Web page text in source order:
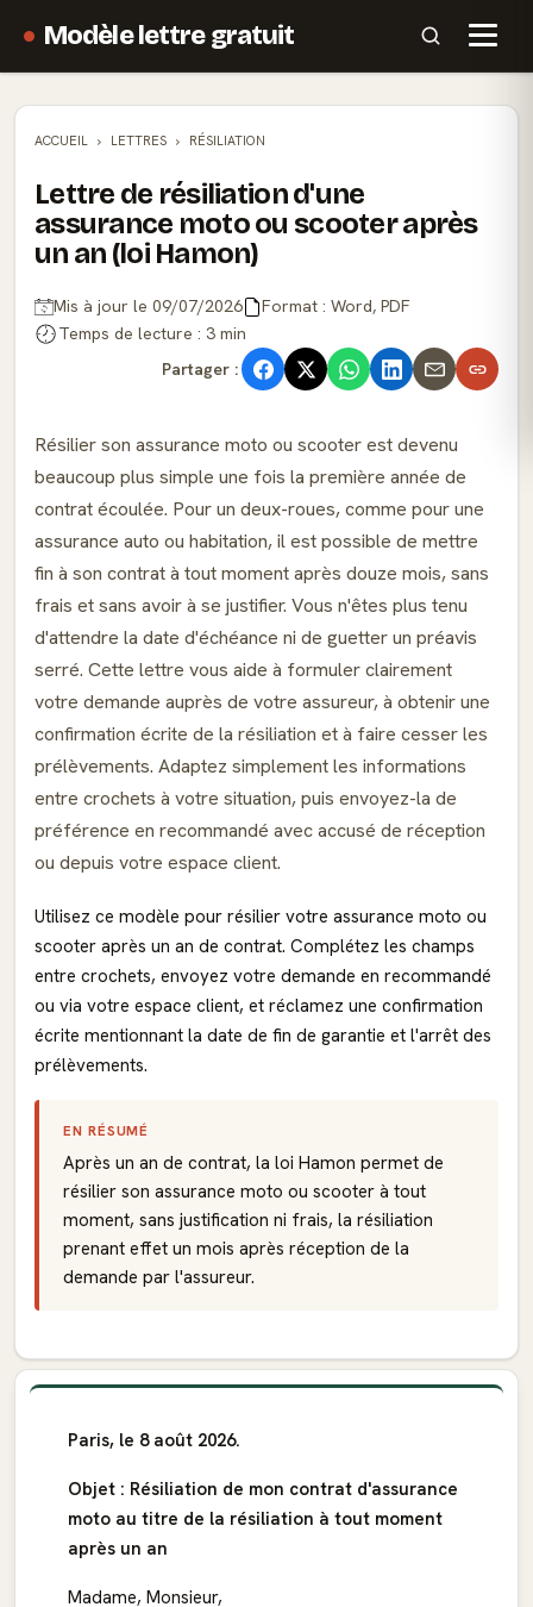
Modèle lettre gratuit
ACCUEIL LETTRES RÉSILIATION
Lettre de résiliation d'une
assurance moto ou scooter après
un an (loi Hamon)
Mis à jour le 09/07/2026
Format : Word, PDF
Temps de lecture : 3 min
Partager :
Résilier son assurance moto ou scooter est devenu
beaucoup plus simple une fois la première année de
contrat écoulée. Pour un deux-roues, comme pour une
assurance auto ou habitation, il est possible de mettre
fin à son contrat à tout moment après douze mois, sans
frais et sans avoir à se justifier. Vous n'êtes plus tenu
d'attendre la date d'échéance ni de guetter un préavis
serré. Cette lettre vous aide à formuler clairement
votre demande auprès de votre assureur, à obtenir une
confirmation écrite de la résiliation et à faire cesser les
prélèvements. Adaptez simplement les informations
entre crochets à votre situation, puis envoyez-la de
préférence en recommandé avec accusé de réception
ou depuis votre espace client.
Utilisez ce modèle pour résilier votre assurance moto ou
scooter après un an de contrat. Complétez les champs
entre crochets, envoyez votre demande en recommandé
ou via votre espace client, et réclamez une confirmation
écrite mentionnant la date de fin de garantie et l'arrêt des
prélèvements.
EN RÉSUMÉ
Après un an de contrat, la loi Hamon permet de
résilier son assurance moto ou scooter à tout
moment, sans justification ni frais, la résiliation
prenant effet un mois après réception de la
demande par l'assureur.
Paris, le 8 août 2026.
Objet : Résiliation de mon contrat d'assurance
moto au titre de la résiliation à tout moment
après un an
Madame, Monsieur,